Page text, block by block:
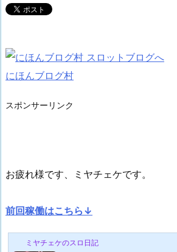
にほんブログ村
スポンサーリンク
お疲れ様です、ミヤチェケです。
前回稼働はこちら↓
ミヤチェケのスロ日記